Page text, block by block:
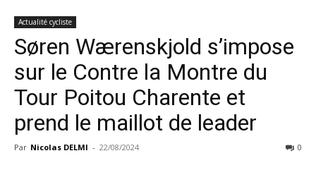
Actualité cycliste
Søren Wærenskjold s’impose
sur le Contre la Montre du
Tour Poitou Charente et
prend le maillot de leader
Par Nicolas DELMI - 22/08/2024 0